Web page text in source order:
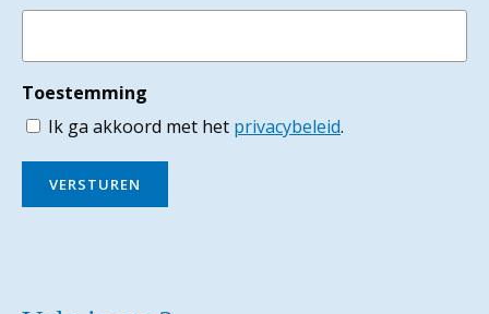
Toestemming
Ik ga akkoord met het privacybeleid.
VERSTUREN